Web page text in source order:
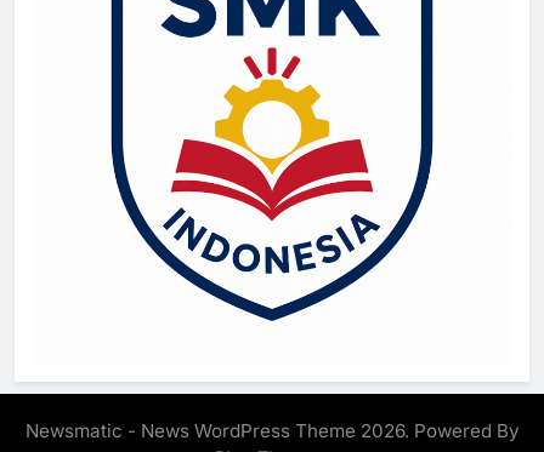
Newsmatic - News WordPress Theme 2026. Powered By